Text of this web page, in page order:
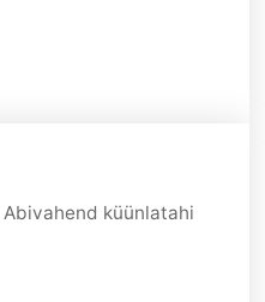
Abivahend küünlatahi